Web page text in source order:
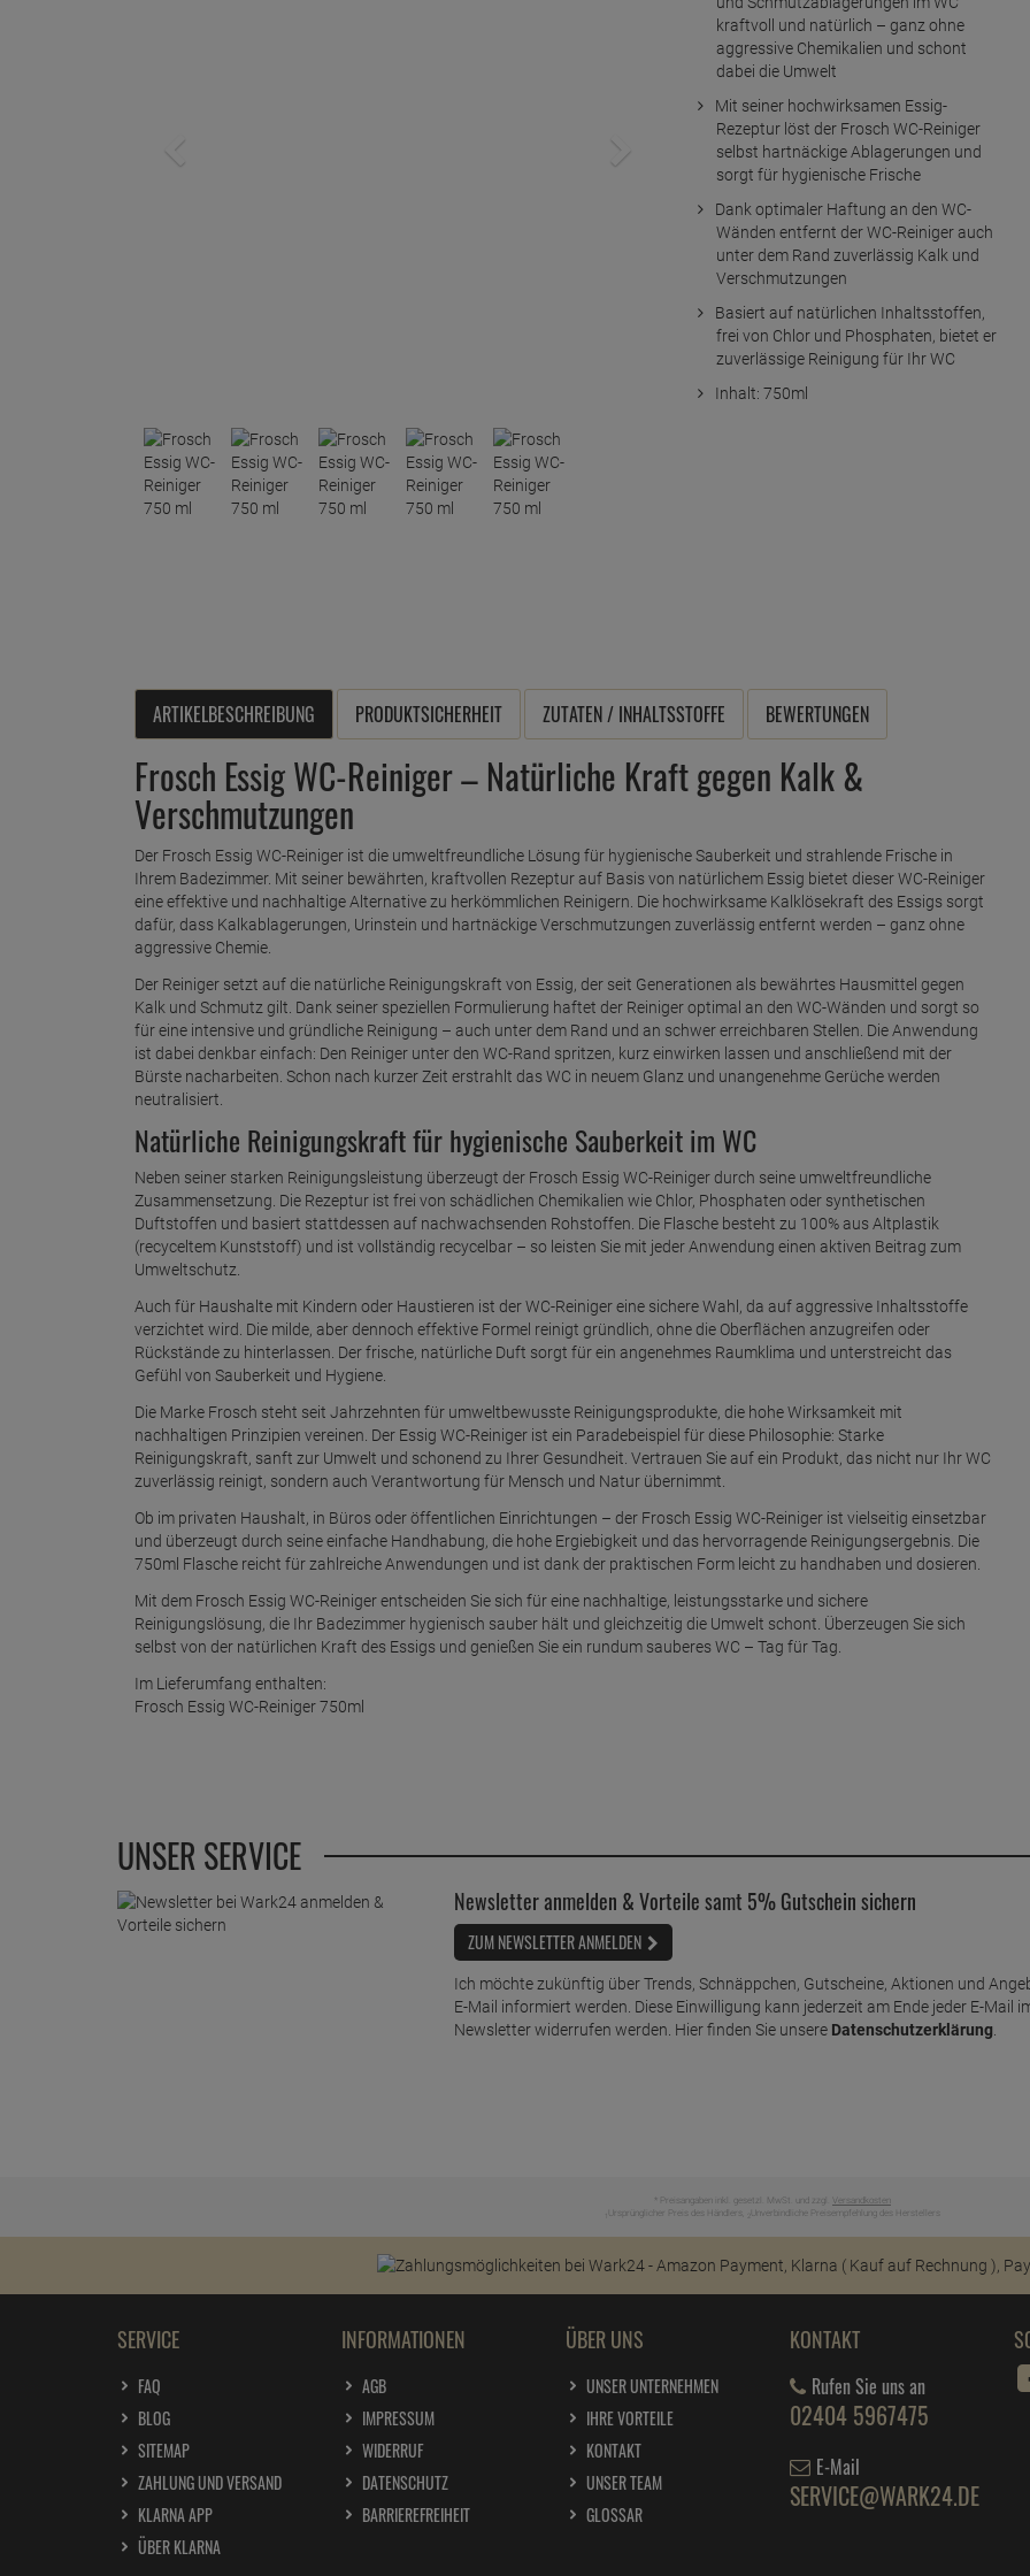
kraftvoll und natürlich – ganz ohne
aggressive Chemikalien und schont
dabei die Umwelt
Mit seiner hochwirksamen Essig-
Rezeptur löst der Frosch WC-Reiniger
selbst hartnäckige Ablagerungen und
sorgt für hygienische Frische
Dank optimaler Haftung an den WC-
Wänden entfernt der WC-Reiniger auch
unter dem Rand zuverlässig Kalk und
Verschmutzungen
Basiert auf natürlichen Inhaltsstoffen,
frei von Chlor und Phosphaten, bietet er
zuverlässige Reinigung für Ihr WC
Inhalt: 750ml
ARTIKELBESCHREIBUNG PRODUKTSICHERHEIT ZUTATEN / INHALTSSTOFFE BEWERTUNGEN
Frosch Essig WC-Reiniger – Natürliche Kraft gegen Kalk &
Verschmutzungen
Der Frosch Essig WC-Reiniger ist die umweltfreundliche Lösung für hygienische Sauberkeit und strahlende Frische in
Ihrem Badezimmer. Mit seiner bewährten, kraftvollen Rezeptur auf Basis von natürlichem Essig bietet dieser WC-Reiniger
eine effektive und nachhaltige Alternative zu herkömmlichen Reinigern. Die hochwirksame Kalklösekraft des Essigs sorgt
dafür, dass Kalkablagerungen, Urinstein und hartnäckige Verschmutzungen zuverlässig entfernt werden – ganz ohne
aggressive Chemie.
Der Reiniger setzt auf die natürliche Reinigungskraft von Essig, der seit Generationen als bewährtes Hausmittel gegen
Kalk und Schmutz gilt. Dank seiner speziellen Formulierung haftet der Reiniger optimal an den WC-Wänden und sorgt so
für eine intensive und gründliche Reinigung – auch unter dem Rand und an schwer erreichbaren Stellen. Die Anwendung
ist dabei denkbar einfach: Den Reiniger unter den WC-Rand spritzen, kurz einwirken lassen und anschließend mit der
Bürste nacharbeiten. Schon nach kurzer Zeit erstrahlt das WC in neuem Glanz und unangenehme Gerüche werden
neutralisiert.
Natürliche Reinigungskraft für hygienische Sauberkeit im WC
Neben seiner starken Reinigungsleistung überzeugt der Frosch Essig WC-Reiniger durch seine umweltfreundliche
Zusammensetzung. Die Rezeptur ist frei von schädlichen Chemikalien wie Chlor, Phosphaten oder synthetischen
Duftstoffen und basiert stattdessen auf nachwachsenden Rohstoffen. Die Flasche besteht zu 100% aus Altplastik
(recyceltem Kunststoff) und ist vollständig recycelbar – so leisten Sie mit jeder Anwendung einen aktiven Beitrag zum
Umweltschutz.
Auch für Haushalte mit Kindern oder Haustieren ist der WC-Reiniger eine sichere Wahl, da auf aggressive Inhaltsstoffe
verzichtet wird. Die milde, aber dennoch effektive Formel reinigt gründlich, ohne die Oberflächen anzugreifen oder
Rückstände zu hinterlassen. Der frische, natürliche Duft sorgt für ein angenehmes Raumklima und unterstreicht das
Gefühl von Sauberkeit und Hygiene.
Die Marke Frosch steht seit Jahrzehnten für umweltbewusste Reinigungsprodukte, die hohe Wirksamkeit mit
nachhaltigen Prinzipien vereinen. Der Essig WC-Reiniger ist ein Paradebeispiel für diese Philosophie: Starke
Reinigungskraft, sanft zur Umwelt und schonend zu Ihrer Gesundheit. Vertrauen Sie auf ein Produkt, das nicht nur Ihr WC
zuverlässig reinigt, sondern auch Verantwortung für Mensch und Natur übernimmt.
Ob im privaten Haushalt, in Büros oder öffentlichen Einrichtungen – der Frosch Essig WC-Reiniger ist vielseitig einsetzbar
und überzeugt durch seine einfache Handhabung, die hohe Ergiebigkeit und das hervorragende Reinigungsergebnis. Die
750ml Flasche reicht für zahlreiche Anwendungen und ist dank der praktischen Form leicht zu handhaben und dosieren.
Mit dem Frosch Essig WC-Reiniger entscheiden Sie sich für eine nachhaltige, leistungsstarke und sichere
Reinigungslösung, die Ihr Badezimmer hygienisch sauber hält und gleichzeitig die Umwelt schont. Überzeugen Sie sich
selbst von der natürlichen Kraft des Essigs und genießen Sie ein rundum sauberes WC – Tag für Tag.
Im Lieferumfang enthalten:
Frosch Essig WC-Reiniger 750ml
UNSER SERVICE
Newsletter anmelden & Vorteile samt 5% Gutschein sichern
ZUM NEWSLETTER ANMELDEN
Ich möchte zukünftig über Trends, Schnäppchen, Gutscheine, Aktionen und
E-Mail informiert werden. Diese Einwilligung kann jederzeit am Ende jeder E-Mail
Newsletter widerrufen werden. Hier finden Sie unsere Datenschutzerklärung.
* Preisangaben inkl. gesetzl. MwSt. und zzgl. Versandkosten
Ursprünglicher Preis des Händlers, Unverbindliche Preisempfehlung des Herstellers
SERVICE
FAQ
BLOG
SITEMAP
ZAHLUNG UND VERSAND
KLARNA APP
ÜBER KLARNA
INFORMATIONEN
AGB
IMPRESSUM
WIDERRUF
DATENSCHUTZ
BARRIEREFREIHEIT
ÜBER UNS
UNSER UNTERNEHMEN
IHRE VORTEILE
KONTAKT
UNSER TEAM
GLOSSAR
KONTAKT
Rufen Sie uns an
02404 5967475
E-Mail
SERVICE@WARK24.DE